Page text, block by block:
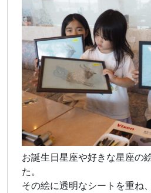
お誕生日星座や好きな星座の
た。
その絵に透明なシートを重ね